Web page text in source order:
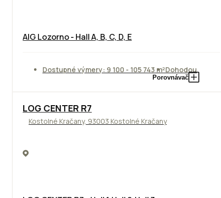
AIG Lozorno - Hall A, B, C, D, E
Dostupné výmery: 9 100 - 105 743 m²Dohodou
Porovnávač
TOP
LOG CENTER R7
Kostolné Kračany, 93003 Kostolné Kračany